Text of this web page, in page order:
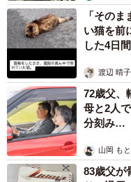
「その
い猫を前
した4日
渡辺 晴子
72歳父、
母と2人
分刻み…
山岡 も
83歳父が